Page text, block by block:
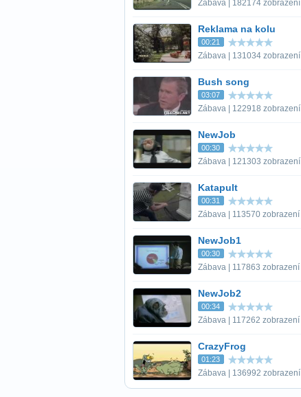
Zábava | 182174 zobrazení
Reklama na kolu
00:21
Zábava | 131034 zobrazení
Bush song
03:07
Zábava | 122918 zobrazení
NewJob
00:30
Zábava | 121303 zobrazení
Katapult
00:31
Zábava | 113570 zobrazení
NewJob1
00:30
Zábava | 117863 zobrazení
NewJob2
00:34
Zábava | 117262 zobrazení
CrazyFrog
01:23
Zábava | 136992 zobrazení